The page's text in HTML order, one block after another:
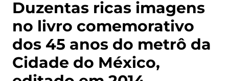
Duzentas ricas imagens
no livro comemorativo
dos 45 anos do metrô da
Cidade do México,